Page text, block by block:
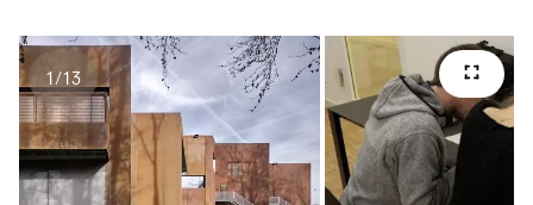
Anzahl Bilder
1/13